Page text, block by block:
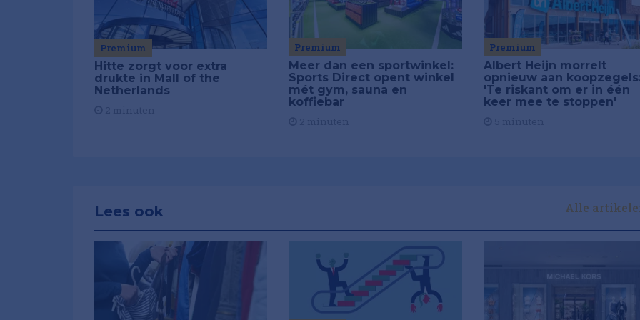
Premium
Hitte zorgt voor extra
drukte in Mall of the
Netherlands
Premium
Meer dan een sportwinkel:
Sports Direct opent winkel
mét gym, sauna en
koffiebar
Premium
Albert Heijn morrelt
opnieuw aan
'Te riskant om er in één
keer mee te stoppen'
Lees ook Alle